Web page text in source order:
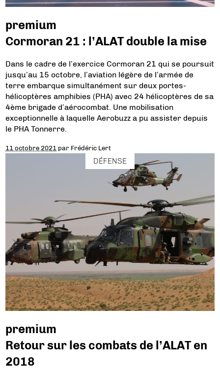
premium
Cormoran 21 : l’ALAT double la mise
Dans le cadre de l’exercice Cormoran 21 qui se poursuit
jusqu’au 15 octobre, l’aviation légère de l’armée de
terre embarque simultanément sur deux portes-
hélicoptères amphibies (PHA) avec 24 hélicoptères de sa
4ème brigade d’aérocombat. Une mobilisation
exceptionnelle à laquelle Aerobuzz a pu assister depuis
le PHA Tonnerre.
11 octobre 2021 par Frédéric Lert
DÉFENSE
premium
Retour sur les combats de l’ALAT en
2018